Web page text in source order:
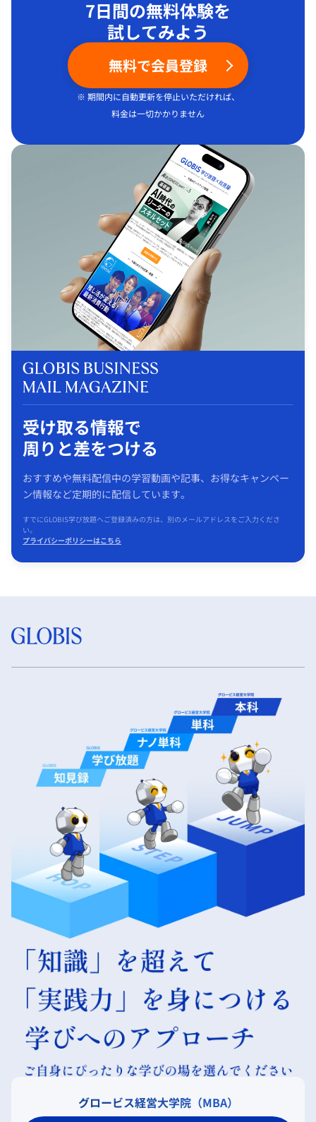
7日間の無料体験を
試してみよう
無料で会員登録
※ 期間内に自動更新を停止いただければ、
料金は一切かかりません
受け取る情報で
周りと差をつける
おすすめや無料配信中の学習動画や記事、お得なキャンペー
ン情報など定期的に配信しています。
すでにGLOBIS学び放題へご登録済みの方は、別のメールアドレスをご入力くださ
い。
プライバシーポリシーはこちら
グロービス経営大学院（MBA）